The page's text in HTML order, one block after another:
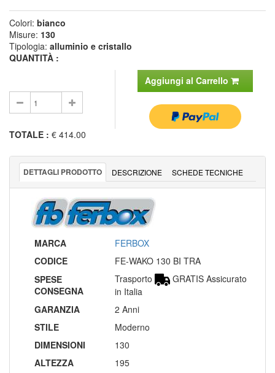
Colori: bianco
Misure: 130
Tipologia: alluminio e cristallo
QUANTITÀ :
Aggiungi al Carrello
TOTALE : € 414.00
DETTAGLI PRODOTTO DESCRIZIONE SCHEDE TECNICHE
MARCA
FERBOX
CODICE
FE-WAKO 130 BI TRA
SPESE
CONSEGNA
Trasporto
GRATIS Assicurato
in Italia
GARANZIA
2 Anni
STILE
Moderno
DIMENSIONI
130
ALTEZZA
195